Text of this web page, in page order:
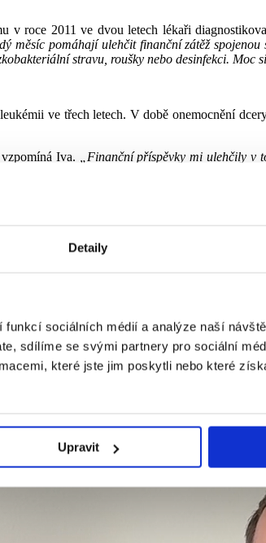
Detaily
funkcí sociálních médií a analýze naší
sdílíme se svými partnery pro sociální
které jste jim poskytli nebo které
Upravit
roce 2011 ve dvou letech lékaři
měsíc pomáhají ulehčit finanční zátěž
stravu, roušky nebo desinfekci. Moc
ve třech letech. V době onemocnění
vzpomíná Iva.
„Finanční příspěvky mi ulehčily v
tvoří. Díky těmto penězům můžeme také